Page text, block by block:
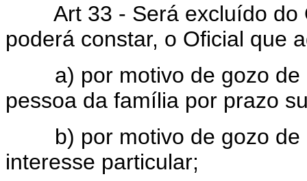
Art 33 - Será excluído do
poderá constar, o Oficial que
a) por motivo de gozo de
pessoa da família por prazo
b) por motivo de gozo de
interesse particular;